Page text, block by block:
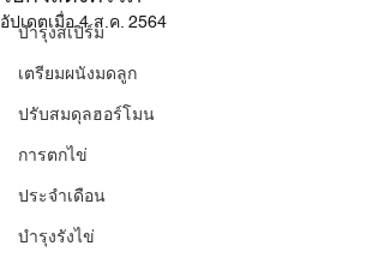
บำรุงสเปิร์ม
เตรียมผนังมดลูก
ปรับสมดุลฮอร์โมน
การตกไข่
ประจำเดือน
บำรุงรังไข่
อัปเดตเมื่อ4 ส.ค. 2564